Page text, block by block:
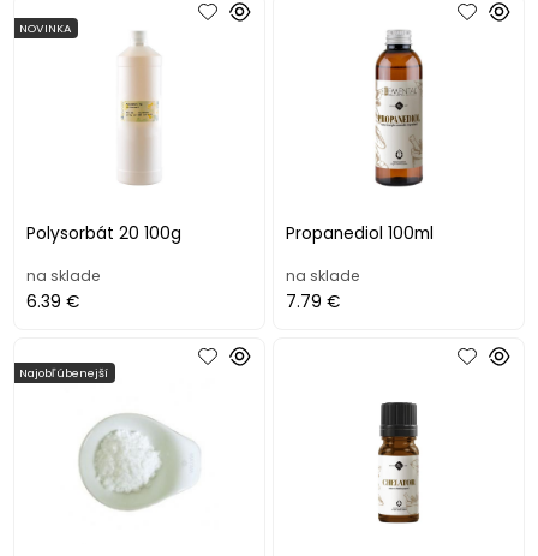
Polysorbát 20 100g
NOVINKA
na sklade
6.39 €
Propanediol 100ml
na sklade
7.79 €
Najobľúbenejší